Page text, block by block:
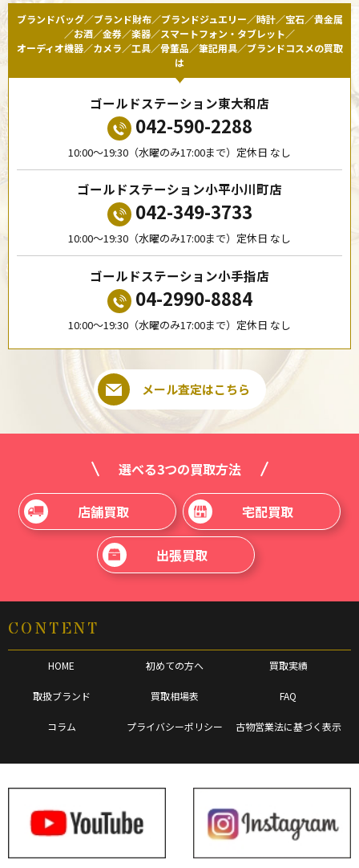
ブランドバッグ／ブランド財布／ブランドジュエリー／時計／宝石／貴金属
／お酒／金券／楽器／スマートフォン・タブレット／
オーディオ機器／カメラ／工具／骨董品／筆記用具／ブランドコスメの買取
は
ゴールドステーション東大和店
042-590-2288
10:00〜19:30（水曜のみ17:00まで）定休日 なし
ゴールドステーション小平小川町店
042-349-3733
10:00〜19:30（水曜のみ17:00まで）定休日 なし
ゴールドステーション小手指店
04-2990-8884
10:00〜19:30（水曜のみ17:00まで）定休日 なし
メール査定はこちら
選べる3つの買取方法
店舗買取 宅配買取
出張買取
CONTENT
HOME 初めての方へ 買取実績
取扱ブランド 買取相場表 FAQ
コラム プライバシーポリシー 古物営業法に基づく表示